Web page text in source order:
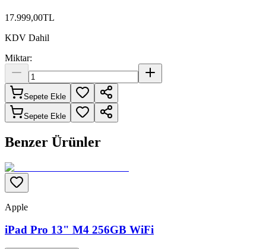
17.999,00TL
KDV Dahil
Miktar:
Sepete Ekle
Sepete Ekle
Benzer Ürünler
Apple
iPad Pro 13" M4 256GB WiFi